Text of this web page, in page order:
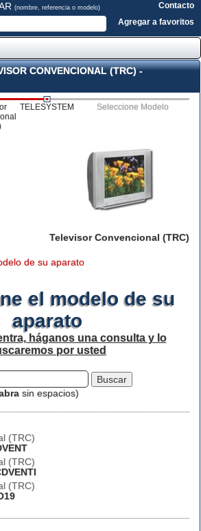
(nombre, referencia o modelo)
Contacto
Agregar a favoritos
CONVENCIONAL (TRC) -
TELESYSTEM Seleccione Modelo
Televisor Convencional (TRC)
de su aparato
el modelo de su
aparato
háganos una consulta y lo
por usted
sin espacios)
(TRC)
(TRC)
(TRC)